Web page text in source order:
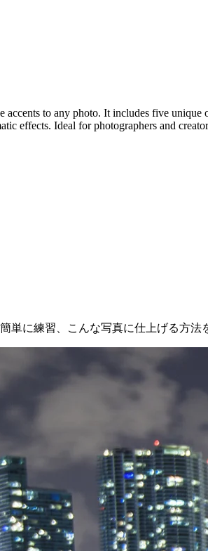
to any photo. It includes five
effects. Ideal for photographers and
単に練習、こんな写真に仕上げる方法